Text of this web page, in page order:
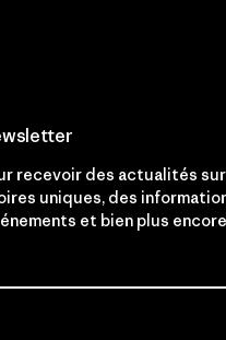
recevoir des actualités
uniques, des
et bien plus